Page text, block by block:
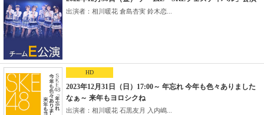
出演者：相川暖花 倉島杏実 鈴木恋...
HD
2023年12月31日（日）17:00～ 年忘れ 今年も色々ありました
なぁ～ 来年もヨロシクね
出演者：相川暖花 石黒友月 入内嶋...